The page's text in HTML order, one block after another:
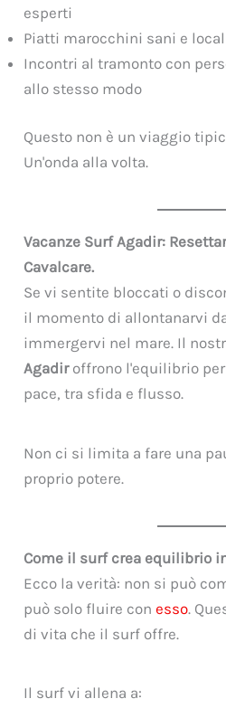
esperti
Piatti marocchini sani e
Incontri al tramonto con
allo stesso modo
Questo non è un viaggio
Un'onda alla volta.
Vacanze Surf Agadir:
Cavalcare.
Se vi sentite bloccati o
il momento di allontanarvi
immergervi nel mare. Il
Agadiroffrono l'equilibrio
pace, tra sfida e flusso.
Non ci si limita a fare una
proprio potere.
Come il surf crea equilibrio
Ecco la verità: non si può
può solo fluire con esso.
di vita che il surf offre.
Il surf vi allena a: